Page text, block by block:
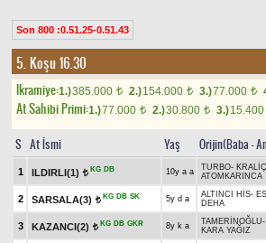
Son 800 :0.51.25-0.51.43
5. Koşu 16.30
Ikramiye:1.)385.000 t 2.)154.000 t 3.)77.000 t
At Sahibi Primi:1.)77.000 t 2.)30.800 t 3.)15.400
S At İsmi Yaş Orijin(Baba -
1 ILDIRLI(1) t KG DB 10y a a TURBO-
ATOMKARINCA
2 SARSALA(3) t KG DB SK 5y d a ALTINCI HİS-
DEHA
3 KAZANCI(2) t KG DB GKR 8y k a TAMERİNOĞLU-
KARA YAĞIZ